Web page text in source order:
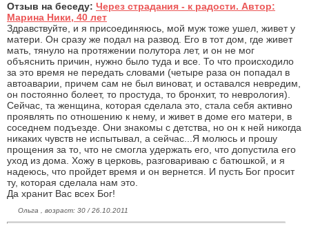
Отзыв на беседу: Через страдания - к радости. Автор:
Марина Ники, 40 лет
Здравствуйте, и я присоединяюсь, мой муж тоже ушел, живет у
матери. Он сразу же подал на развод. Его в тот дом, где живет
мать, тянуло на протяжении полутора лет, и он не мог
объяснить причин, нужно было туда и все. То что происходило
за это время не передать словами (четыре раза он попадал в
автоаварии, причем сам не был виноват, и оставался невредим,
он постоянно болеет, то простуда, то бронхит, то неврология).
Сейчас, та женщина, которая сделала это, стала себя активно
проявлять по отношению к нему, и живет в доме его матери, в
соседнем подъезде. Они знакомы с детства, но он к ней никогда
никаких чувств не испытывал, а сейчас...Я молюсь и прошу
прощения за то, что не смогла удержать его, что допустила его
уход из дома. Хожу в церковь, разговариваю с батюшкой, и я
надеюсь, что пройдет время и он вернется. И пусть Бог просит
ту, которая сделала нам это.
Да хранит Вас всех Бог!
Ольга , возраст: 30 / 26.10.2011